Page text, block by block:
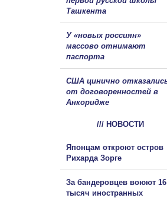
Ташкента
У «новых россиян»
массово отнимают
паспорта
США цинично
от договоренностей в
Анкоридже
/// НОВОСТИ
Японцам откроют остров
Рихарда Зорге
За бандеровцев воюют 16
тысяч иностранных